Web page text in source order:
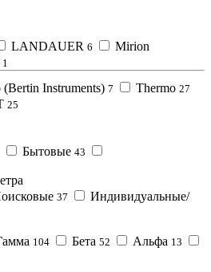
LANDAUER 6
Mirion
1
(Bertin Instruments) 7 Thermo 27
25
Бытовые 43
37
Индивидуальные/
104 Бета 52 Альфа 13